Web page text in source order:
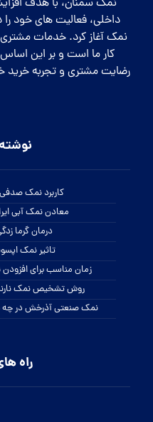
نمک سمنان، با هدف
داخلی، فعالیت های خود
نمک آغاز کرد. خدمات
کار ما است و بر این
رضایت مشتری و تجربه
کاربرد نمک
معادن نمک آبی
درمان گرما
تاثیر نمک
زمان مناسب برای
روش تشخیص نمک
نمک صنعتی آذرخش در چه
راه